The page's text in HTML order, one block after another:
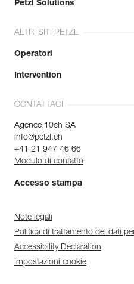
Petzl Solutions
ALTRI SITI PETZL
Operatori
Intervention
CONTATTACI
Agence 10ch SA
info@petzl.ch
+41 21 947 46 66
Modulo di contatto
Accesso stampa
Note legali
Politica di trattamento dei dati
Accessibility Declaration
Impostazioni cookie